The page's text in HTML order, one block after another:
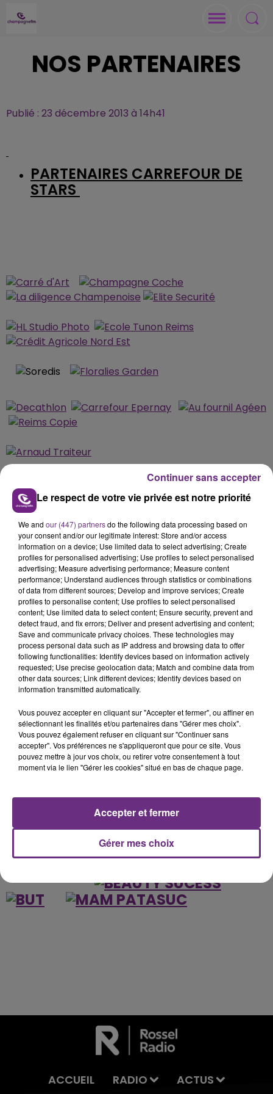
NOS PARTENAIRES
Publié : 23 décembre 2013 à 14h41
PARTENAIRES CARREFOUR DE
STARS
MÉDIAS
Concerts et spectacles
PARCS D'ATTRACTION, LOISIRS...
ILS NOUS FONT CONFIANCE
ACCUEIL RADIO ACTUS
Le respect de votre vie privée est notre priorité
We and our (447) partnersdo the following data processing based on
your consent and/or our legitimate interest: Store and/or access
information on a device; Use limited data to select advertising; Create
profiles for personalised advertising; Use profiles to select personalised
advertising; Measure advertising performance; Measure content
performance; Understand audiences through statistics or combinations
of data from different sources; Develop and improve services; Create
profiles to personalise content; Use profiles to select personalised
content; Use limited data to select content; Ensure security, prevent and
detect fraud, and fix errors; Deliver and present advertising and content;
Save and communicate privacy choices. These technologies may
process personal data such as IP address and browsing data to offer
following functionalities: Identify devices based on information actively
requested; Use precise geolocation data; Match and combine data from
other data sources; Link different devices; Identify devices based on
information transmitted automatically.
Vous pouvez accepter en cliquant sur "Accepter et fermer", ou affiner en
sélectionnant les finalités et/ou partenaires dans "Gérer mes choix".
Vous pouvez également refuser en cliquant sur "Continuer sans
accepter". Vos préférences ne s'appliqueront que pour ce site. Vous
pouvez mettre à jour vos choix, ou retirer votre consentement à tout
moment via le lien "Gérer les cookies" situé en bas de chaque page.
Gérer mes choix
Accepter et fermer
Continuer sans accepter